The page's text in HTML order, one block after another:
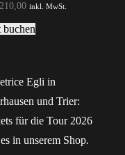
210,00 inkl. MwSt.
buchen